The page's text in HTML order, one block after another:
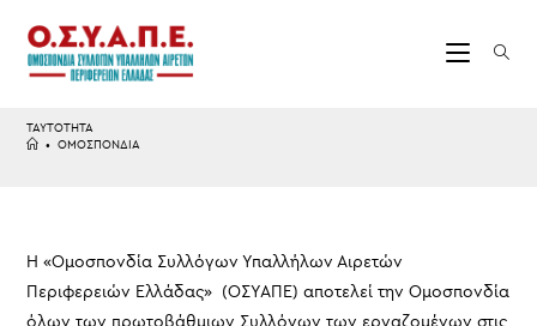
content
ΤΑΥΤΟΤΗΤΑ
• ΟΜΟΣΠΟΝΔΙΑ
Η «Ομοσπονδία Συλλόγων Υπαλλήλων Αιρετών
Περιφερειών Ελλάδας» (ΟΣΥΑΠΕ) αποτελεί την Ομοσπονδία
όλων των πρωτοβάθμιων Συλλόγων των εργαζομένων στις